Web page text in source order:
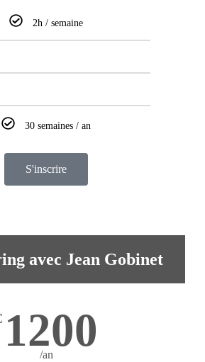
2h / semaine
30 semaines / an
S'inscrire
avec Jean Gobinet
1200
/an